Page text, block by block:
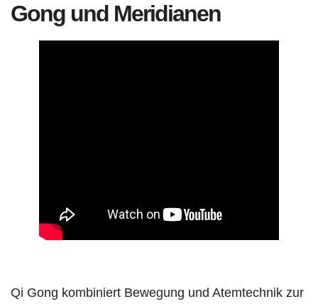
Gong und Meridianen
Qi Gong kombiniert Bewegung und Atemtechnik zur